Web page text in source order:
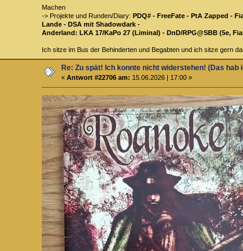
Machen
-> Projekte und Runden/Diary: PDQ# - FreeFate - PtA Zapped -
Lande - DSA mit Shadowdark -
Anderland: LKA 17/KaPo 27 (Liminal) - DnD/RPG@SBB (5e,
Ich sitze im Bus der Behinderten und Begabten und ich sitze gern
Re: Zu spät! Ich konnte nicht widerstehen! (Das hab
«Antwort #22706 am: 15.06.2026 | 17:00 »